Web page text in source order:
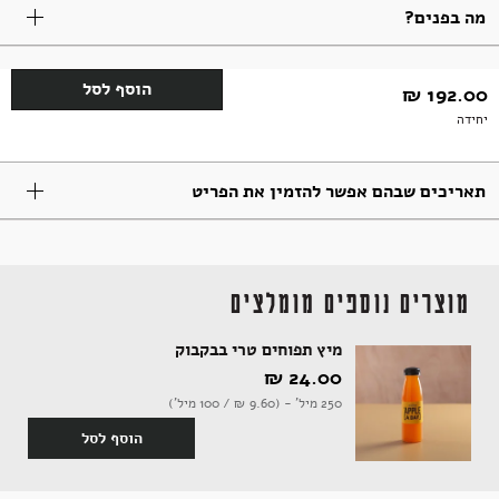
מה בפנים?
יחידה
192.00 ₪ הוסף לסל
תאריכים שבהם אפשר להזמין את הפריט
מוצרים נוספים מומלצים
מיץ תפוחים טרי בבקבוק
24.00 ‏₪
250 מיל' - (9.60 ‏₪ / 100 מיל')
הוסף לסל
להשלמת האירוח
ממרחים מתוקים, שוקולד וממתקים
ביצים וחלב
טקסטיל
נרות וריחות